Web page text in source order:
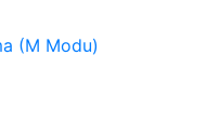
(M Modu)